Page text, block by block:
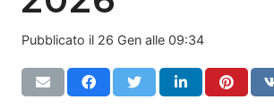
Pubblicato il 26 Gen alle 09:34